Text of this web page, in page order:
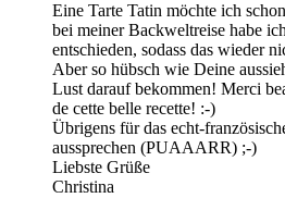
Eine Tarte Tatin möchte ich
bei meiner Backweltreise habe
entschieden, sodass das wieder
Aber so hübsch wie Deine
Lust darauf bekommen! Merci
de cette belle recette! :-)
Übrigens für das echt-
aussprechen (PUAAARR) ;-)
Liebste Grüße
Christina